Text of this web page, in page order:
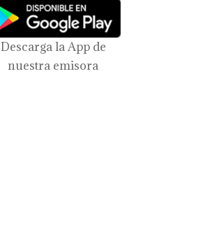
Descarga la App de
nuestra emisora